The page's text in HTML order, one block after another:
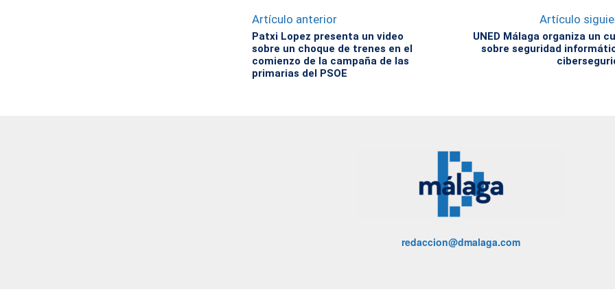
Artículo anterior
Patxi Lopez presenta un video
sobre un choque de trenes en el
comienzo de la campaña de las
primarias del PSOE
Artículo
UNED Málaga organiza un
sobre seguridad
redaccion@dmalaga.com